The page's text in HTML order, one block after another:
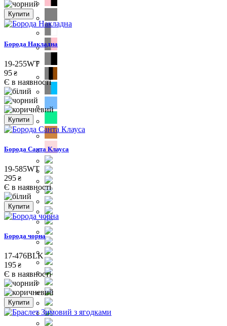
Купити
Борода Накладна
19-255WT
95 ₴
Є в наявності
Купити
Борода Санта Клауса
19-585WT
295 ₴
Є в наявності
Купити
Борода чорна
17-476BLK
195 ₴
Є в наявності
Купити